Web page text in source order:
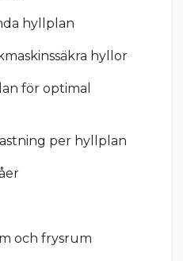
hyllplan
hyllor
för optimal
per hyllplan
och frysrum